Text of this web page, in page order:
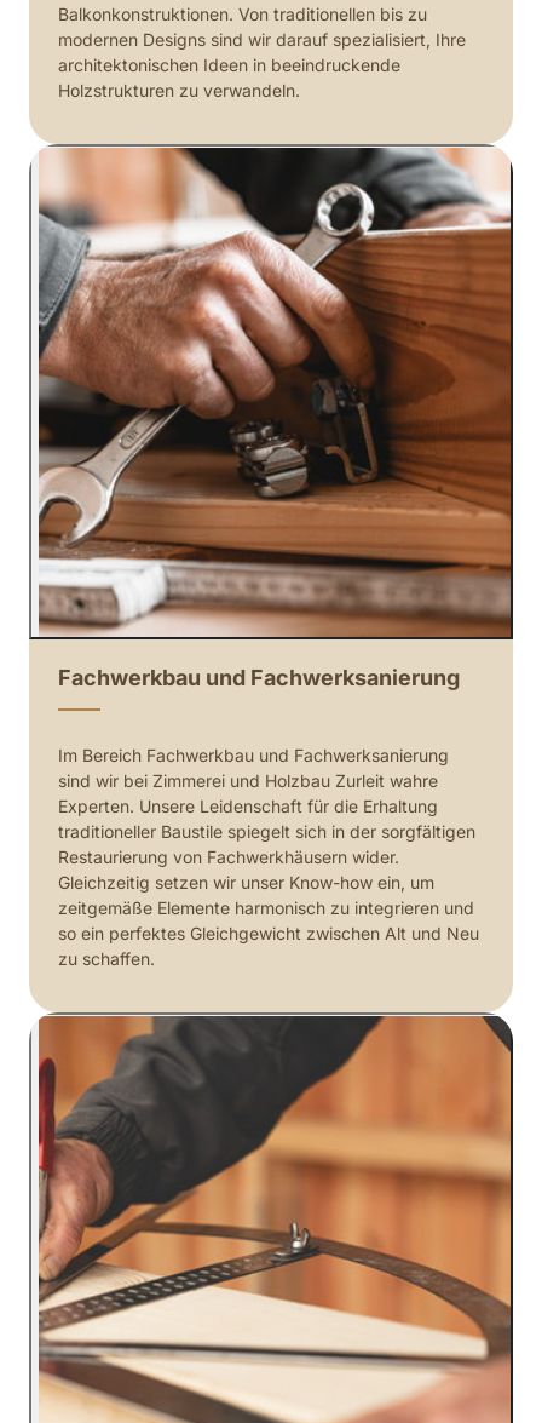
Balkonkonstruktionen. Von traditionellen bis zu
modernen Designs sind wir darauf spezialisiert, Ihre
architektonischen Ideen in beeindruckende
Holzstrukturen zu verwandeln.
Fachwerkbau und Fachwerksanierung
Im Bereich Fachwerkbau und Fachwerksanierung
sind wir bei Zimmerei und Holzbau Zurleit wahre
Experten. Unsere Leidenschaft für die Erhaltung
traditioneller Baustile spiegelt sich in der sorgfältigen
Restaurierung von Fachwerkhäusern wider.
Gleichzeitig setzen wir unser Know-how ein, um
zeitgemäße Elemente harmonisch zu integrieren und
so ein perfektes Gleichgewicht zwischen Alt und Neu
zu schaffen.